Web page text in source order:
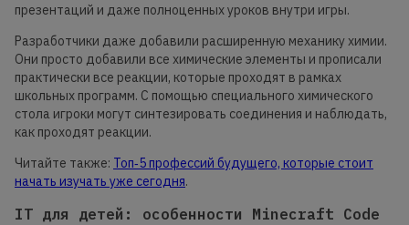
презентаций и даже полноценных уроков внутри игры.
Разработчики даже добавили расширенную механику химии.
Они просто добавили все химические элементы и прописали
практически все реакции, которые проходят в рамках
школьных программ. С помощью специального химического
стола игроки могут синтезировать соединения и наблюдать,
как проходят реакции.
Читайте также: Топ‑5 профессий будущего, которые стоит
начать изучать уже сегодня.
IT для детей: особенности Minecraft Code